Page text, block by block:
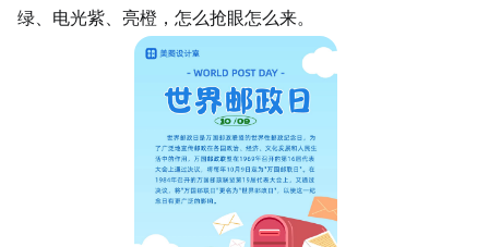
绿、电光紫、亮橙，怎么抢眼怎么来。